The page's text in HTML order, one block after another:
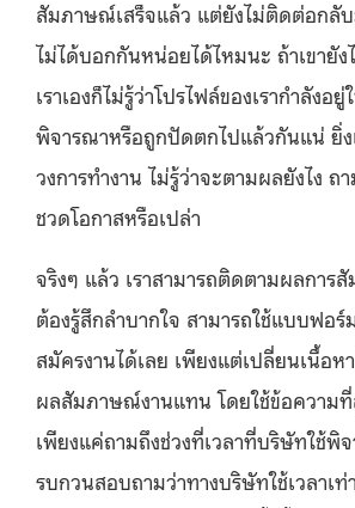
สัมภาษณ์เสร็จแล้ว แต่ยังไม่ติดต่อกลั
ไม่ได้บอกกันหน่อยได้ไหมนะ ถ้าเขายั
เราเองก็ไม่รู้ว่าโปรไฟล์ของเรากำลังอ
พิจารณาหรือถูกปัดตกไปแล้วกันแน่ ยิ่
วงการทำงาน ไม่รู้ว่าจะตามผลยังไง ถ
ชวดโอกาสหรือเปล่า
จริงๆ แล้ว เราสามารถติดตามผลการ
ต้องรู้สึกลำบากใจ สามารถใช้แบบฟอ
สมัครงานได้เลย เพียงแต่เปลี่ยนเนื้อห
ผลสัมภาษณ์งานแทน โดยใช้ข้อความที่
เพียงแค่ถามถึงช่วงที่เวลาที่บริษัทใช้พิ
รบกวนสอบถามว่าทางบริษัทใช้เวลาเท่